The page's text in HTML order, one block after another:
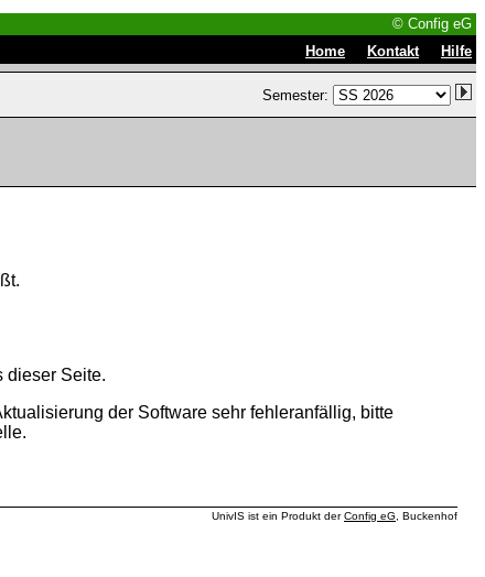
© Config eG
Home Kontakt Hilfe
Semester:
dieser Seite.
der Software sehr fehleranfällig, bitte
UnivIS ist ein Produkt derConfig eG , Buckenhof